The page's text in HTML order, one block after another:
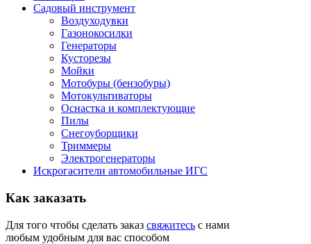
Садовый инструмент
Воздуходувки
Газонокосилки
Генераторы
Кусторезы
Мойки
Мотобуры (бензобуры)
Мотокультиваторы
Оснастка и комплектующие
Пилы
Снегоуборщики
Триммеры
Электрогенераторы
Искрогасители автомобильные ИГС
Как заказать
Для того чтобы сделать заказ свяжитесь с нами
любым удобным для вас способом